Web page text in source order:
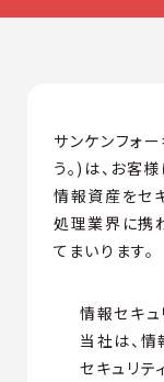
サンケンフォ
う。)は、お客
情報資産をセ
処理業界に携
てまいります。
情報セキュ
当社は、情
セキュリテ